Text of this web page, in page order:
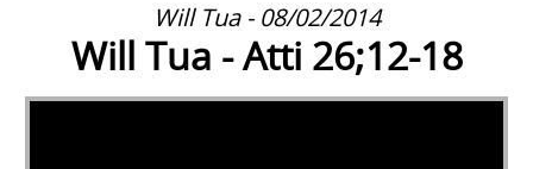
Will Tua - 08/02/2014
Will Tua - Atti 26;12-18